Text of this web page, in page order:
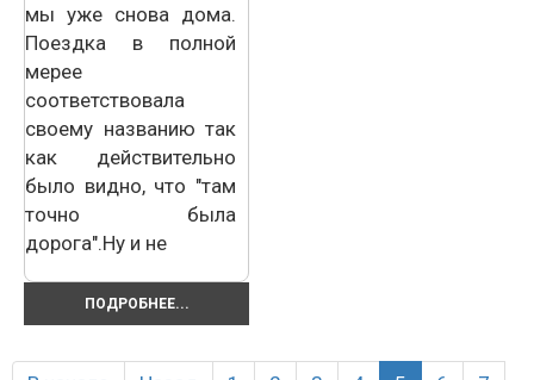
мы уже снова дома.
Поездка в полной
мерее
соответствовала
своему названию так
как действительно
было видно, что "там
точно была
дорога".Ну и не
ПОДРОБНЕЕ...